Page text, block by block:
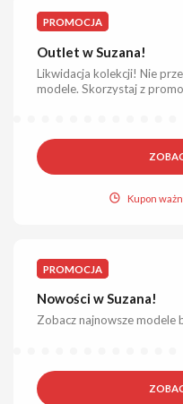
PROMOCJA
Outlet w Suzana!
Likwidacja kolekcji! Nie
modele. Skorzystaj z
Kupon
PROMOCJA
Nowości w Suzana!
Zobacz najnowsze modele